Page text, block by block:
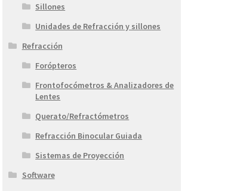
Sillones
Unidades de Refracción y sillones
Refracción
Forópteros
Frontofocómetros & Analizadores de
Lentes
Querato/Refractómetros
Refracción Binocular Guiada
Sistemas de Proyección
Software